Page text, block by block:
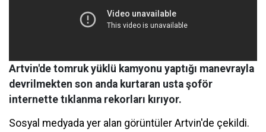
Artvin'de tomruk yüklü kamyonu yaptığı manevrayla
devrilmekten son anda kurtaran usta şoför
internette tıklanma rekorları kırıyor.
Sosyal medyada yer alan görüntüler Artvin'de çekildi.